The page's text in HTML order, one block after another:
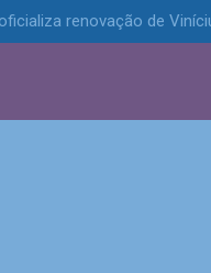
renovação de
é o novo